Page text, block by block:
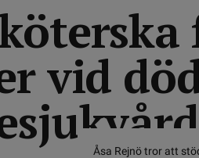
vid
Åsa Rejnö tror att